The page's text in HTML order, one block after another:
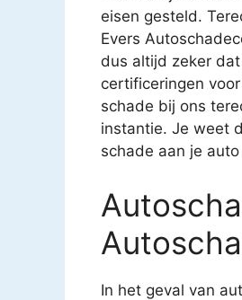
eisen gesteld.
Evers
dus altijd zeker
certificeringen
schade bij ons
instantie. Je weet
schade aan je
In het geval van